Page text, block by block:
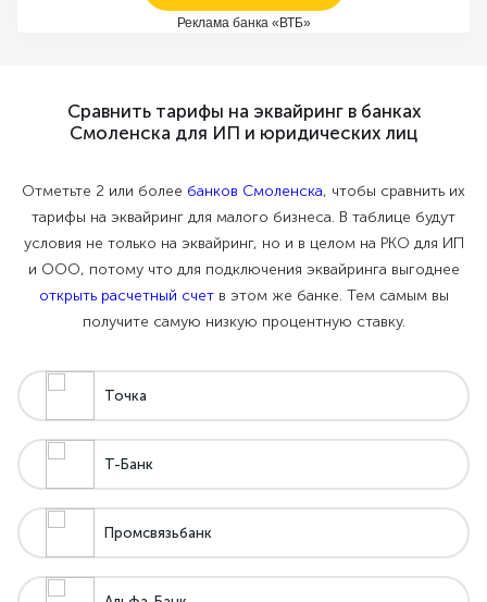
Реклама банка «ВТБ»
Сравнить тарифы на эквайринг в банках
Смоленска для ИП и юридических лиц
Отметьте 2 или более банков Смоленска, чтобы сравнить их
тарифы на эквайринг для малого бизнеса. В таблице будут
условия не только на эквайринг, но и в целом на РКО для ИП
и ООО, потому что для подключения эквайринга выгоднее
открыть расчетный счетв этом же банке. Тем самым вы
получите самую низкую процентную ставку.
Точка
Т-Банк
Промсвязьбанк